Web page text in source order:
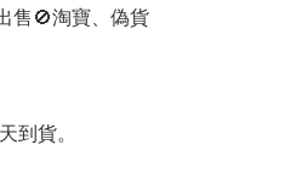
售🚫淘寶、偽貨
到貨。